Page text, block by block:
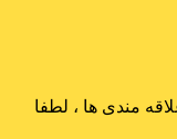
مندی ها ، لطفا